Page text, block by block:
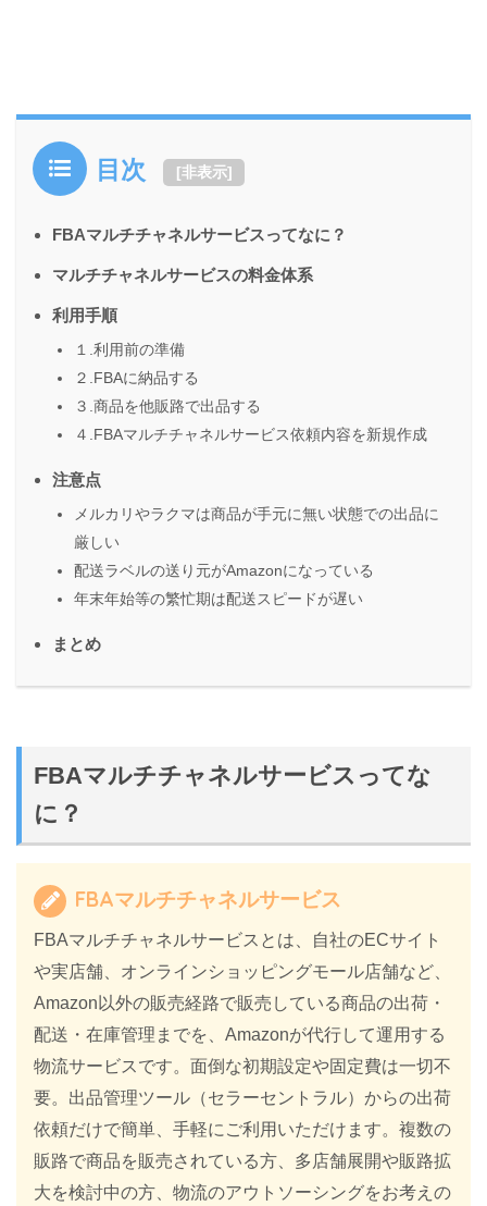
目次 [非表示]
FBAマルチチャネルサービスってなに？
マルチチャネルサービスの料金体系
利用手順
１.利用前の準備
２.FBAに納品する
３.商品を他販路で出品する
４.FBAマルチチャネルサービス依頼内容を新規作成
注意点
メルカリやラクマは商品が手元に無い状態での出品に
厳しい
配送ラベルの送り元がAmazonになっている
年末年始等の繁忙期は配送スピードが遅い
まとめ
FBAマルチチャネルサービスってな
に？
FBAマルチチャネルサービス
FBAマルチチャネルサービスとは、自社のECサイト
や実店舗、オンラインショッピングモール店舗など、
Amazon以外の販売経路で販売している商品の出荷・
配送・在庫管理までを、Amazonが代行して運用する
物流サービスです。面倒な初期設定や固定費は一切不
要。出品管理ツール（セラーセントラル）からの出荷
依頼だけで簡単、手軽にご利用いただけます。複数の
販路で商品を販売されている方、多店舗展開や販路拡
大を検討中の方、物流のアウトソーシングをお考えの